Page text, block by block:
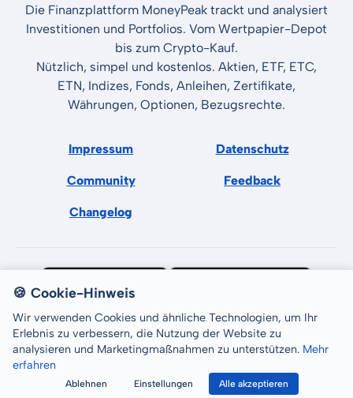
Die Finanzplattform MoneyPeak trackt und analysiert
Investitionen und Portfolios. Vom Wertpapier-Depot
bis zum Crypto-Kauf.
Nützlich, simpel und kostenlos. Aktien, ETF, ETC,
ETN, Indizes, Fonds, Anleihen, Zertifikate,
Währungen, Optionen, Bezugsrechte.
Impressum Datenschutz
Community Feedback
Changelog
All rights reserved © LCP GmbH 2026
🍪 Cookie-Hinweis
Wir verwenden Cookies und ähnliche Technologien, um Ihr
Erlebnis zu verbessern, die Nutzung der Website zu
analysieren und Marketingmaßnahmen zu unterstützen. Mehr
erfahren
Ablehnen Einstellungen Alle akzeptieren